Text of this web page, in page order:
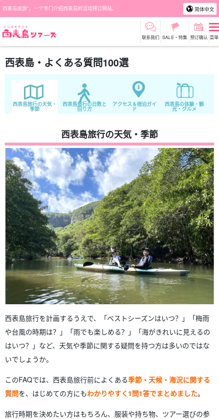
西表岛旅游"，一个专门介绍西表岛的活动预订网站。 简体中文
联系我们 SALE・特集 预订确认 菜单
西表島・よくある質問100選
西表島旅行の天気・
季節
西表島旅行の日数と
回り方
アクセス＆宿泊ガイ
ド
西表島の体験・観
光・グルメ
西表島旅行の天気・季節
西表島旅行を計画するうえで、「ベストシーズンはいつ？」「梅雨
や台風の時期は？」「雨でも楽しめる？」「海がきれいに見えるの
はいつ？」など、天気や季節に関する疑問を持つ方は多いのではな
いでしょうか。
このFAQでは、西表島旅行前によくある季節・天候・海況に関する
質問を、はじめての方にもわかりやすく1問1答でまとめました。
旅行時期を決めたい方はもちろん、服装や持ち物、ツアー選びの参